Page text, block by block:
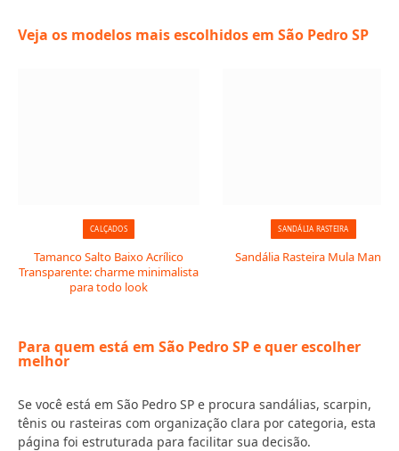
Veja os modelos mais escolhidos em São Pedro SP
CALÇADOS
Tamanco Salto Baixo Acrílico
Transparente: charme minimalista
para todo look
SANDÁLIA RASTEIRA
Sandália Rasteira Mula Manca
Para quem está em São Pedro SP e quer escolher
melhor
Se você está em São Pedro SP e procura sandálias, scarpin,
tênis ou rasteiras com organização clara por categoria, esta
página foi estruturada para facilitar sua decisão.